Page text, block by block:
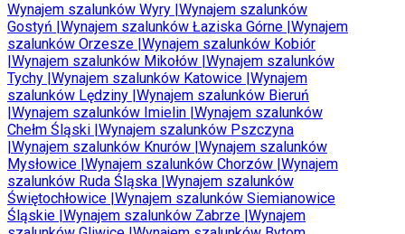
Wynajem szalunków Wyry Wynajem szalunków
Gostyń Wynajem szalunków Łaziska Górne Wynajem
szalunków Orzesze Wynajem szalunków Kobiór
Wynajem szalunków Mikołów Wynajem szalunków
Tychy Wynajem szalunków Katowice Wynajem
szalunków Lędziny Wynajem szalunków Bieruń
Wynajem szalunków Imielin Wynajem szalunków
Chełm Śląski Wynajem szalunków Pszczyna
Wynajem szalunków Knurów Wynajem szalunków
Mysłowice Wynajem szalunków Chorzów Wynajem
szalunków Ruda Śląska Wynajem szalunków
Świętochłowice Wynajem szalunków Siemianowice
Śląskie Wynajem szalunków Zabrze Wynajem